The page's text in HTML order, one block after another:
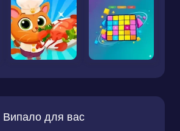
Випало для вас